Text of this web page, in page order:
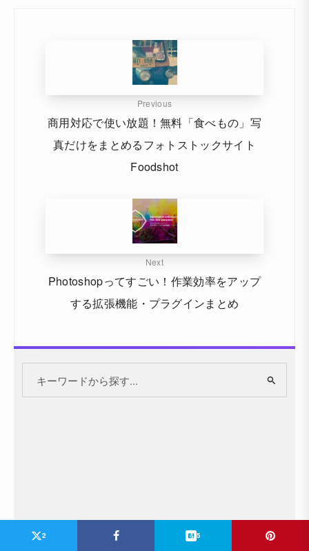
Previous
商用対応で使い放題！無料「食べもの」写
真だけをまとめるフォトストックサイト
Foodshot
Next
Photoshopってすごい！作業効率をアップ
する拡張機能・プラグインまとめ
2 5